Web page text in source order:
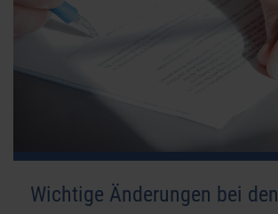
Wichtige Änderungen bei den